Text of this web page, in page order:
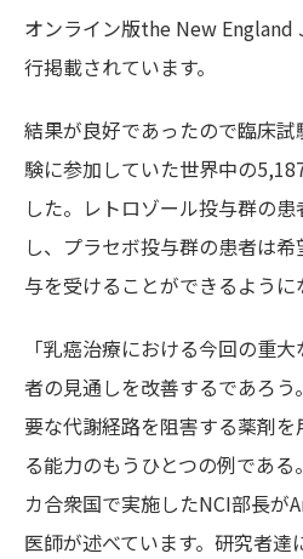
オンライン版the New
行掲載されています。
結果が良好であったので臨床
験に参加していた世界中の
した。レトロゾール投与群の
し、プラセボ投与群の患者は
与を受けることができるように
「乳癌治療における今回の重
者の見通しを改善するであろ
要な代謝経路を阻害する薬剤
る能力のもうひとつの例である
カ合衆国で実施したNCI部長が
医師が述べています。研究者達